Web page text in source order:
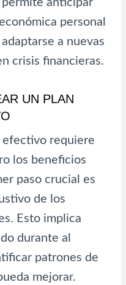
anticipar
personal
a nuevas
crisis financieras.
UN PLAN
efectivo requiere
los beneficios
paso crucial es
de los
Esto implica
durante al
patrones de
mejorar.